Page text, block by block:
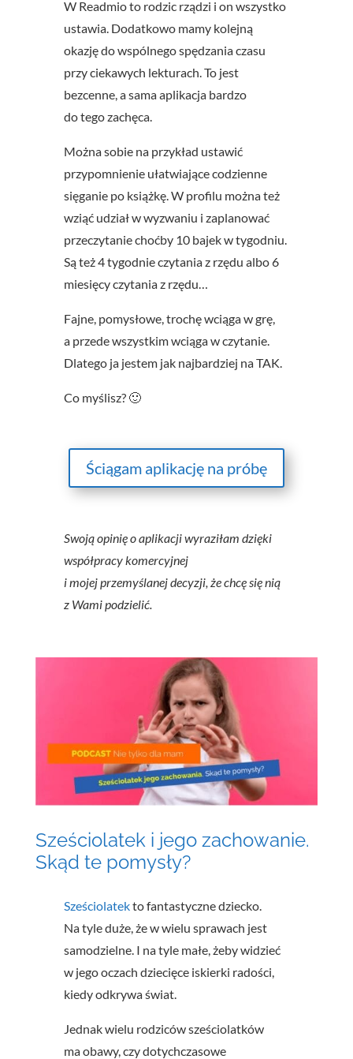
W Readmio to rodzic rządzi i on wszystko
ustawia. Dodatkowo mamy kolejną
okazję do wspólnego spędzania czasu
przy ciekawych lekturach. To jest
bezcenne, a sama aplikacja bardzo
do tego zachęca.
Można sobie na przykład ustawić
przypomnienie ułatwiające codzienne
sięganie po książkę. W profilu można też
wziąć udział w wyzwaniu i zaplanować
przeczytanie choćby 10 bajek w tygodniu.
Są też 4 tygodnie czytania z rzędu albo 6
miesięcy czytania z rzędu…
Fajne, pomysłowe, trochę wciąga w grę,
a przede wszystkim wciąga w czytanie.
Dlatego ja jestem jak najbardziej na TAK.
Co myślisz? 🙂
Ściągam aplikację na próbę
Swoją opinię o aplikacji wyraziłam dzięki
współpracy komercyjnej
i mojej przemyślanej decyzji, że chcę się nią
z Wami podzielić.
Sześciolatek i jego zachowanie.
Skąd te pomysły?
Sześciolatekto fantastyczne dziecko.
Na tyle duże, że w wielu sprawach jest
samodzielne. I na tyle małe, żeby widzieć
w jego oczach dziecięce iskierki radości,
kiedy odkrywa świat.
Jednak wielu rodziców sześciolatków
ma obawy, czy dotychczasowe